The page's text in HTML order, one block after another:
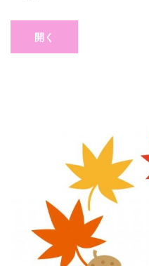
開く